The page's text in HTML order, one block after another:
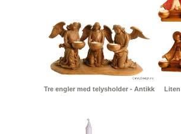
Tre engler med telysholder - Antikk Liten